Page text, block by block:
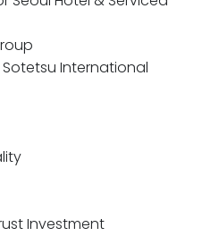
International
Investment